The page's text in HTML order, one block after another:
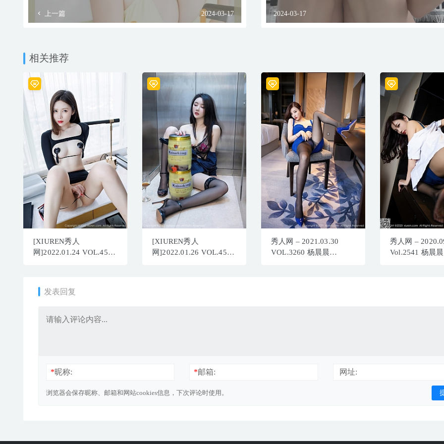
上一篇 2024-03-17 2024-03-17
相关推荐
[XIUREN秀人
网]2022.01.24 VOL.4501
[XIUREN秀人
网]2022.01.26 VOL.4513
秀人网 – 2021.03.30
VOL.3260 杨晨晨
秀人网 –
Vol.2541 杨晨晨
发表回复
*昵称: *邮箱: 网址:
浏览器会保存昵称、邮箱和网站cookies信息，下次评论时使用。